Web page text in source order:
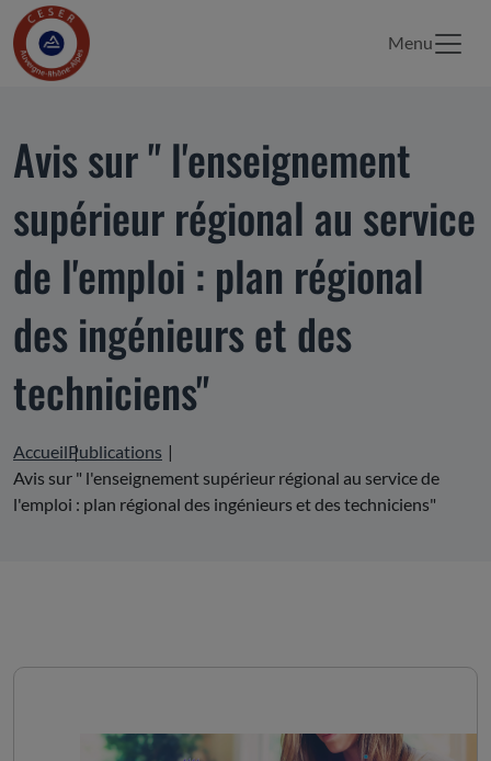
Menu
Avis sur " l'enseignement
supérieur régional au service
de l'emploi : plan régional
des ingénieurs et des
techniciens"
AccueilPublications
Avis sur " l'enseignement supérieur régional au service de
l'emploi : plan régional des ingénieurs et des techniciens"